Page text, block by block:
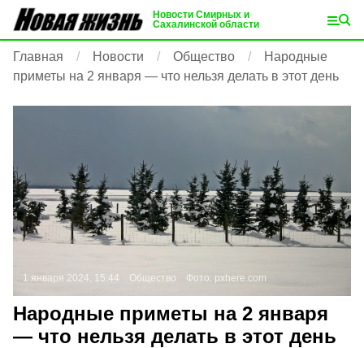
Новости Смирных и
Сахалинской области
Главная Новости Общество
Народные
приметы на 2 января — что нельзя делать в этот день
1 января 2024, 15:44 Общество Фото: pxhere.com
Народные приметы на 2 января
— что нельзя делать в этот день